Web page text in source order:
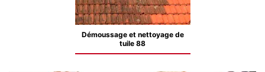
Démoussage et nettoyage de
tuile 88